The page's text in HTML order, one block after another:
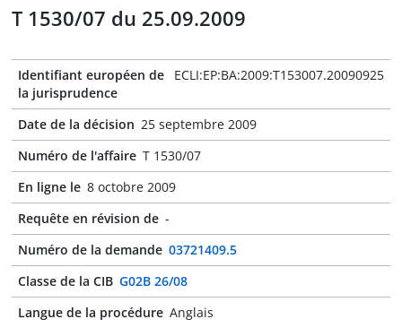
T 1530/07 du 25.09.2009
Identifiant européen de
la jurisprudence
ECLI:EP:BA:2009:T153007.20090925
Date de la décision 25 septembre 2009
Numéro de l'affaire T 1530/07
En ligne le 8 octobre 2009
Requête en révision de -
Numéro de la demande 03721409.5
Classe de la CIB G02B 26/08
Langue de la procédure Anglais